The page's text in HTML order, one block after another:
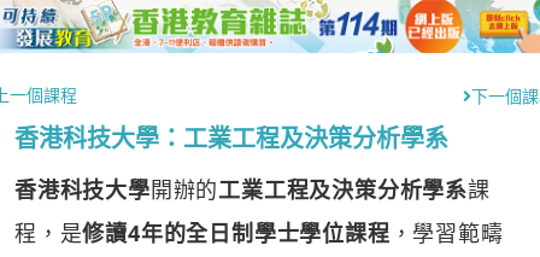
一個課程 下一個
香港科技大學：工業工程及決策分析學系
香港科技大學開辦的工業工程及決策分析學系課
程，是修讀4年的全日制學士學位課程 ，學習範疇